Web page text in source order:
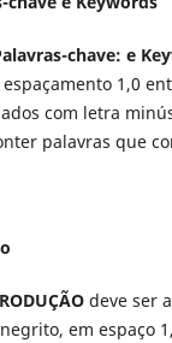
chave: e
1,0
com letra
palavras que
deve ser
em espaço